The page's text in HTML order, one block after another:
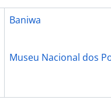
Baniwa
Museu Nacional dos